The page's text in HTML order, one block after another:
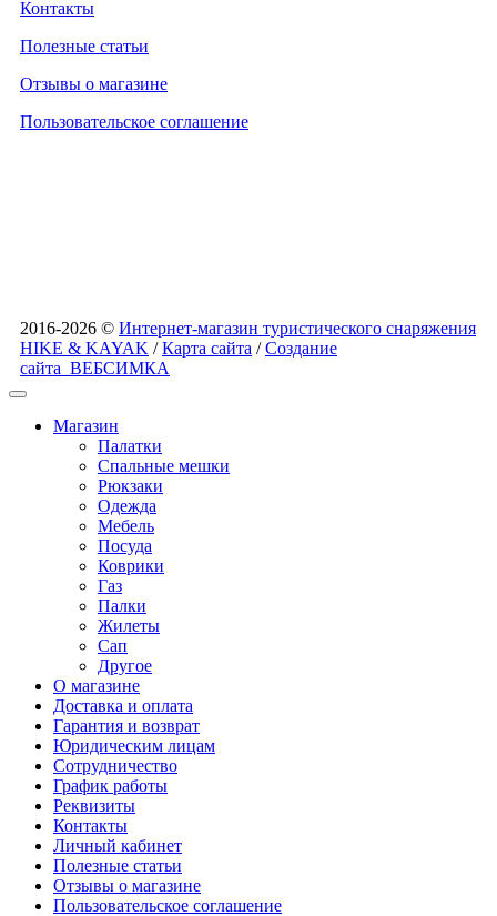
Контакты
Полезные статьи
Отзывы о магазине
Пользовательское соглашение
2016-2026 © Интернет-магазин туристического снаряжения
HIKE & KAYAK /Карта сайта /Создание
сайта ВЕБСИМКА
Магазин
Палатки
Спальные мешки
Рюкзаки
Одежда
Мебель
Посуда
Коврики
Газ
Палки
Жилеты
Сап
Другое
О магазине
Доставка и оплата
Гарантия и возврат
Юридическим лицам
Сотрудничество
График работы
Реквизиты
Контакты
Личный кабинет
Полезные статьи
Отзывы о магазине
Пользовательское соглашение